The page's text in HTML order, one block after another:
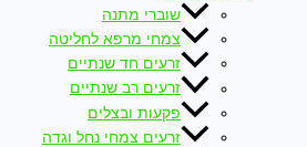
שוברי מתנה
צמחי מרפא לחליטה
זרעים חד שנתיים
זרעים רב שנתיים
פקעות ובצלים
זרעים צמחי נחל וגדה